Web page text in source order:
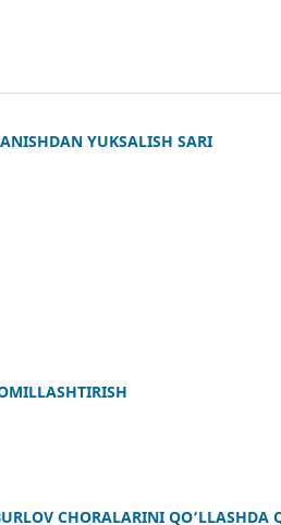
YUKSALISH SARI
CHORALARINI QO‘LLASHDA